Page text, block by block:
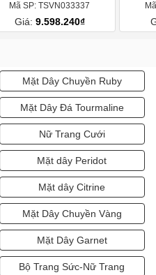
Mã SP: TSVN033337
Giá: 9.598.240₫
Mặt Dây Chuyền Ruby
Mặt Dây Đá Tourmaline
Nữ Trang Cưới
Mặt dây Peridot
Mặt dây Citrine
Mặt Dây Chuyền Vàng
Mặt Dây Garnet
Bộ Trang Sức-Nữ Trang